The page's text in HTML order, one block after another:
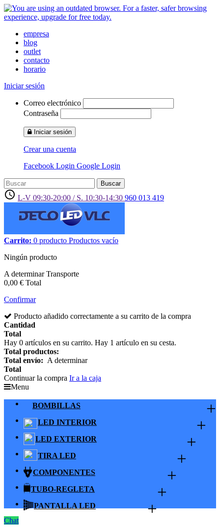
empresa
blog
outlet
contacto
horario
Iniciar sesión
Correo electrónico
Contraseña
Iniciar sesión
Crear una cuenta
Facebook Login Google Login
Buscar
access_time L-V 09:30-20:00 / S. 10:30-14:30 960 013 419
Carrito: 0 producto Productos vacío
Ningún producto
A determinarTransporte
0,00 € Total
Confirmar
Producto añadido correctamente a su carrito de la compra
Cantidad
Total
Hay 0 artículos en su carrito. Hay 1 artículo en su cesta.
Total productos:
Total envío: A determinar
Total
Continuar la compra Ir a la caja
Menu
BOMBILLAS +
LED INTERIOR +
LED EXTERIOR +
TIRA LED +
COMPONENTES +
TUBO-REGLETA +
PANTALLA LED +
Chat